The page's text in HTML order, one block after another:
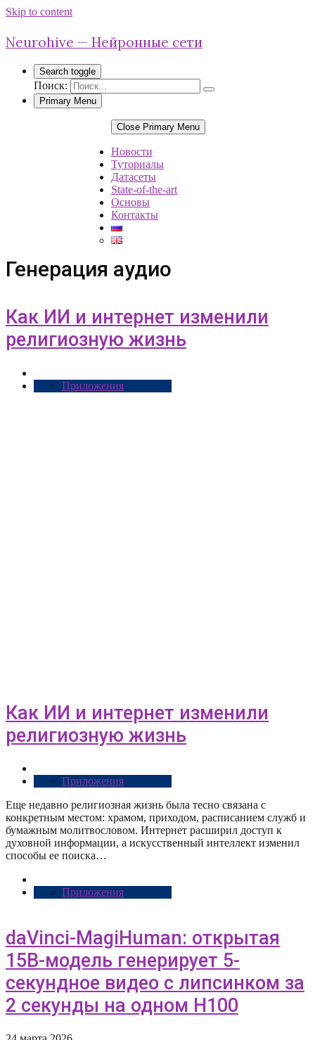
Skip to content
Neurohive — Нейронные сети
Search toggle
Поиск:
Primary Menu
Close Primary Menu
Новости
Туториалы
Датасеты
State-of-the-art
Основы
Контакты
Генерация аудио
Как ИИ и интернет изменили
религиозную жизнь
Приложения
Как ИИ и интернет изменили
религиозную жизнь
Приложения
Еще недавно религиозная жизнь была тесно связана с
конкретным местом: храмом, приходом, расписанием служб и
бумажным молитвословом. Интернет расширил доступ к
духовной информации, а искусственный интеллект изменил
способы ее поиска…
Приложения
daVinci-MagiHuman: открытая
15B-модель генерирует 5-
секундное видео с липсинком за
2 секунды на одном H100